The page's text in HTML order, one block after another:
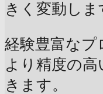
きく変動しま
経験豊富なプ
より精度の
きます。